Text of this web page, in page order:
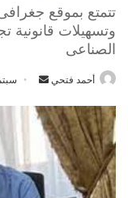
تتمتع بموقع
وتسهيلات قانونية
الصناعى
أحمد فتحي
أرسل
إلكترونيا
سبتمبر